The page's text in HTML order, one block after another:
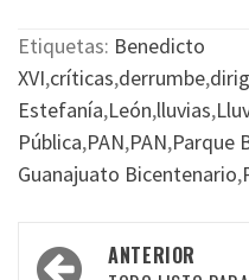
Etiquetas: Benedicto
XVI,críticas,derrumbe,
Estefanía,León,lluvias,
Pública,PAN,PAN,Parque
Guanajuato Bicentenario,
Navegación
ANTERIOR